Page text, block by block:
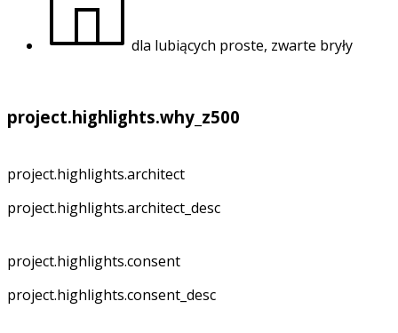
dla lubiących proste, zwarte bryły
project.highlights.why_z500
project.highlights.architect
project.highlights.architect_desc
project.highlights.consent
project.highlights.consent_desc